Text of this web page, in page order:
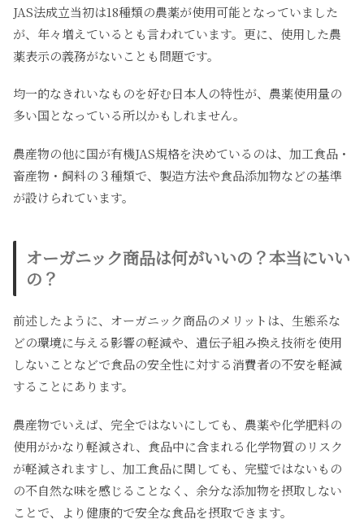
JAS法成立当初は18種類の農薬が使用可能となっていました
が、年々増えているとも言われています。更に、使用した農
薬表示の義務がないことも問題です。
均一的なきれいなものを好む日本人の特性が、農薬使用量の
多い国となっている所以かもしれません。
農産物の他に国が有機JAS規格を決めているのは、加工食品・
畜産物・飼料の３種類で、製造方法や食品添加物などの基準
が設けられています。
オーガニック商品は何がいいの？本当にいい
の？
前述したように、オーガニック商品のメリットは、生態系な
どの環境に与える影響の軽減や、遺伝子組み換え技術を使用
しないことなどで食品の安全性に対する消費者の不安を軽減
することにあります。
農産物でいえば、完全ではないにしても、農薬や化学肥料の
使用がかなり軽減され、食品中に含まれる化学物質のリスク
が軽減されますし、加工食品に関しても、完璧ではないもの
の不自然な味を感じることなく、余分な添加物を摂取しない
ことで、より健康的で安全な食品を摂取できます。